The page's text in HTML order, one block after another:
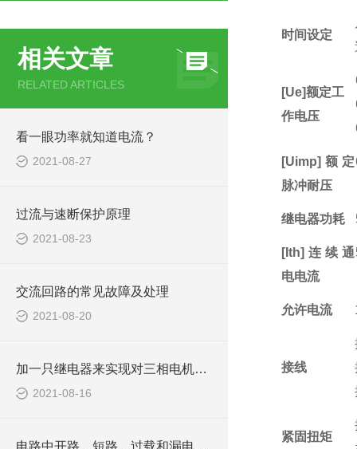
相关文章
RELATED ARTICLES
看一眼功率就知道电流？
2021-08-27
过流与速断保护原理
2021-08-23
交流回路的常见故障及处理
2021-08-20
加一只继电器来实现对三相电机的缺相保护
2021-08-16
电路中开路、短路、过载和漏电及检修方法
时间设定
[Ue]额定工
作电压
[Uimp]额定
脉冲耐压
继电器功耗
[Ith]连续通
电电流
允许电流
接线
紧固扭矩